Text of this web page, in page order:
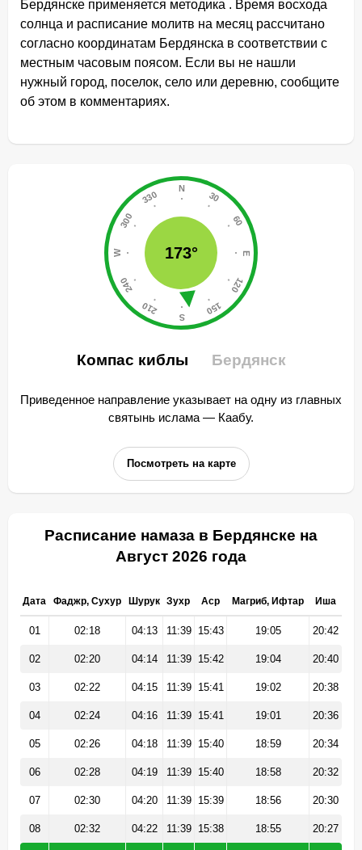
Бердянске применяется методика . Время восхода
солнца и расписание молитв на месяц рассчитано
согласно координатам Бердянска в соответствии с
местным часовым поясом. Если вы не нашли
нужный город, поселок, село или деревню, сообщите
об этом в комментариях.
173°
Компас киблы Бердянск
Приведенное направление указывает на одну из главных
святынь ислама — Каабу.
Посмотреть на карте
Расписание намаза в Бердянске на
Август 2026 года
Дата Фаджр, Сухур Шурук Зухр Аср Магриб, Ифтар Иша
01 02:18 04:13 11:39 15:43 19:05 20:42
02 02:20 04:14 11:39 15:42 19:04 20:40
03 02:22 04:15 11:39 15:41 19:02 20:38
04 02:24 04:16 11:39 15:41 19:01 20:36
05 02:26 04:18 11:39 15:40 18:59 20:34
06 02:28 04:19 11:39 15:40 18:58 20:32
07 02:30 04:20 11:39 15:39 18:56 20:30
08 02:32 04:22 11:39 15:38 18:55 20:27